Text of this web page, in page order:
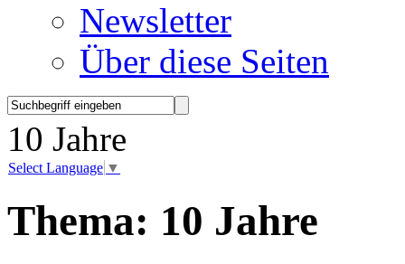
Newsletter
Über diese Seiten
10 Jahre
Select Language ▼
Thema: 10 Jahre